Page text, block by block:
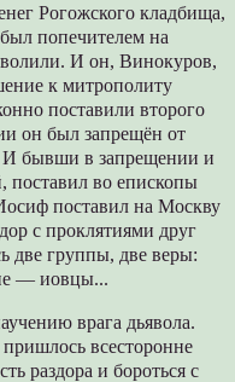
Рогожского кладбища,
попечителем на
И он, Винокуров,
к митрополиту
поставили второго
он был запрещён от
И бывши в запрещении и
поставил во епископы
поставил на Москву
с проклятиями друг
две группы, две веры:
— иовцы...
врага дьявола.
всесторонне
раздора и бороться с